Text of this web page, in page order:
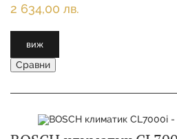
2 634,00 лв.
виж
Сравни